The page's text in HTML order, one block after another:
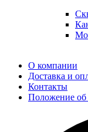
О компании
Доставка и
Контакты
Положение об